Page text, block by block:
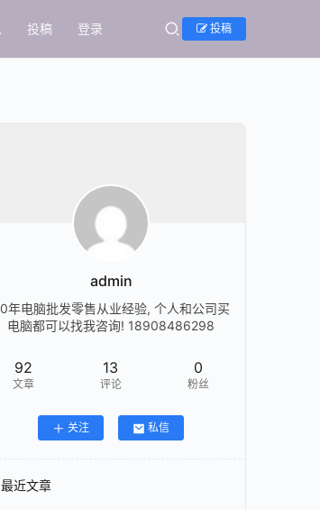
投稿 登录 投稿
admin
年电脑批发零售从业经验, 个人和公司买
电脑都可以找我咨询! 18908486298
92
文章
13
评论
0
粉丝
关注 私信
最近文章